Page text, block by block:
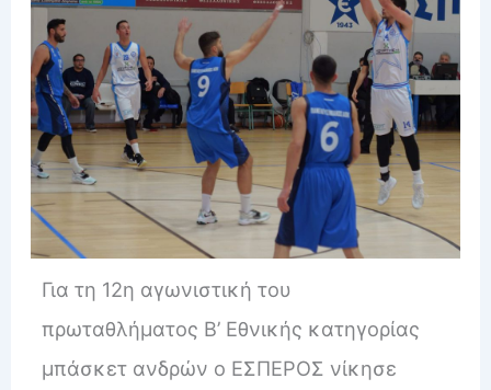
Για τη 12η αγωνιστική του
πρωταθλήματος Β’ Εθνικής κατηγορίας
μπάσκετ ανδρών ο ΕΣΠΕΡΟΣ νίκησε